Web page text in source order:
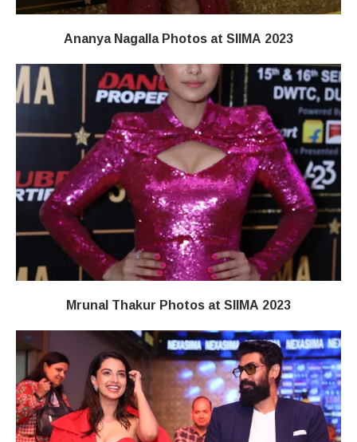
Ananya Nagalla Photos at SIIMA 2023
Mrunal Thakur Photos at SIIMA 2023